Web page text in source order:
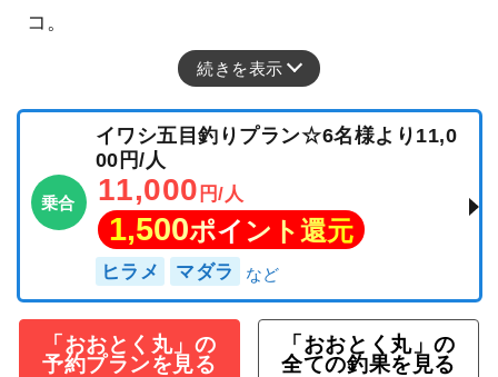
コ。
続きを表示
乗合
イワシ五目釣りプラン☆6名様より11,0
00円/人
11,000 円/人
1,500ポイント還元
ヒラメ マダラ
「おおとく丸」の
予約プランを見る
「おおとく丸」の
全ての釣果を見る